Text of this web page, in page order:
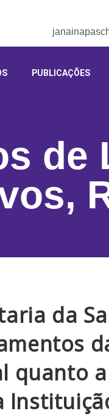
PUBLICAÇÕES
de
,
da
quanto